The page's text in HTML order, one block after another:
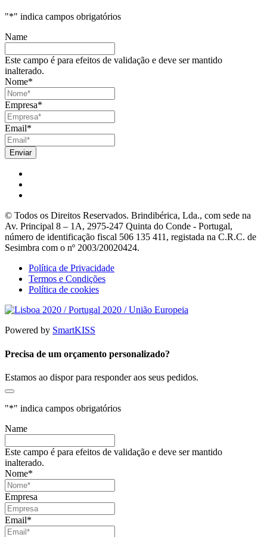
"*" indica campos obrigatórios
Name
Este campo é para efeitos de validação e deve ser mantido
inalterado.
Nome*
Empresa*
Email*
© Todos os Direitos Reservados. Brindibérica, Lda., com sede na
Av. Principal 8 – 1A, 2975-247 Quinta do Conde - Portugal,
número de identificação fiscal 506 135 411, registada na C.R.C. de
Sesimbra com o nº 2003/20020424.
Política de Privacidade
Termos e Condições
Política de cookies
Powered by SmartKISS
Precisa de um orçamento personalizado?
Estamos ao dispor para responder aos seus pedidos.
"*" indica campos obrigatórios
Name
Este campo é para efeitos de validação e deve ser mantido
inalterado.
Nome*
Empresa
Email*